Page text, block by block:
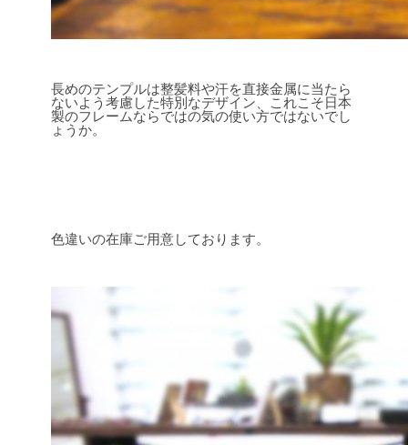
長めのテンプルは整髪料や汗を直接金属に当たら
ないよう考慮した特別なデザイン、これこそ日本
製のフレームならではの気の使い方ではないでし
ょうか。
色違いの在庫ご用意しております。